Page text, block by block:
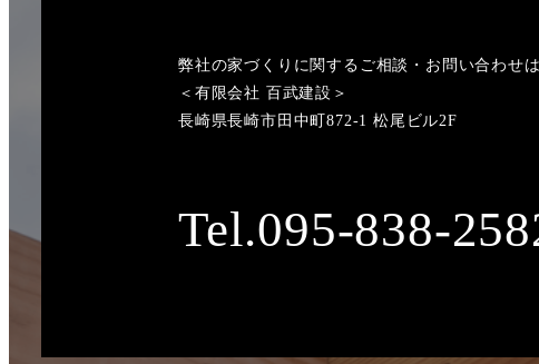
弊社の家づくりに関するご相談・お問い合わせ
＜有限会社 百武建設＞
長崎県長崎市田中町872-1 松尾ビル2F
Tel.095-838-